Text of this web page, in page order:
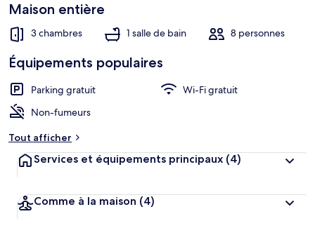
Maison entière
3 chambres 1 salle de bain 8 personnes
Équipements populaires
Parking gratuit
Wi-Fi gratuit
Non-fumeurs
Tout afficher
Services et équipements principaux (4)
Comme à la maison (4)